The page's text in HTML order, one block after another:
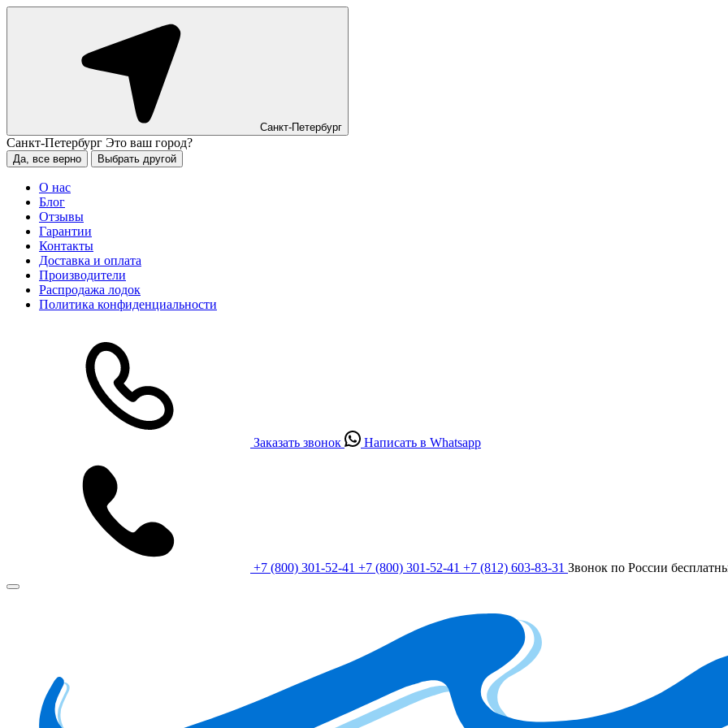
Санкт-Петербург
Санкт-Петербург Это ваш город?
Да, все верно Выбрать другой
О нас
Блог
Отзывы
Гарантии
Контакты
Доставка и оплата
Производители
Распродажа лодок
Политика конфиденциальности
Заказать звонок Написать в Whatsapp
+7 (800) 301-52-41 +7 (800) 301-52-41 +7 (812) 603-83-31 Звонок по России